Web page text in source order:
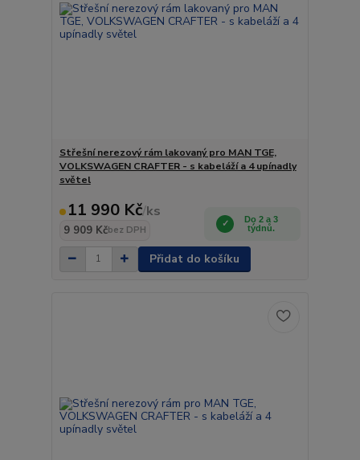
Střešní nerezový rám lakovaný pro MAN TGE,
VOLKSWAGEN CRAFTER - s kabeláží a 4 upínadly
světel
11 990 Kč/ks
9 909 Kčbez DPH
Do 2 a 3
týdnů.
Přidat do košíku